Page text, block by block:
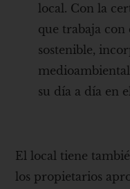
local. Con la
que trabaja
sostenible,
su día a día en
El local tiene
los propietarios